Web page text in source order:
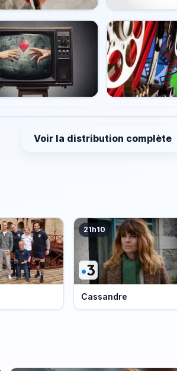
Voir la distribution complète
21h10
Cassandre